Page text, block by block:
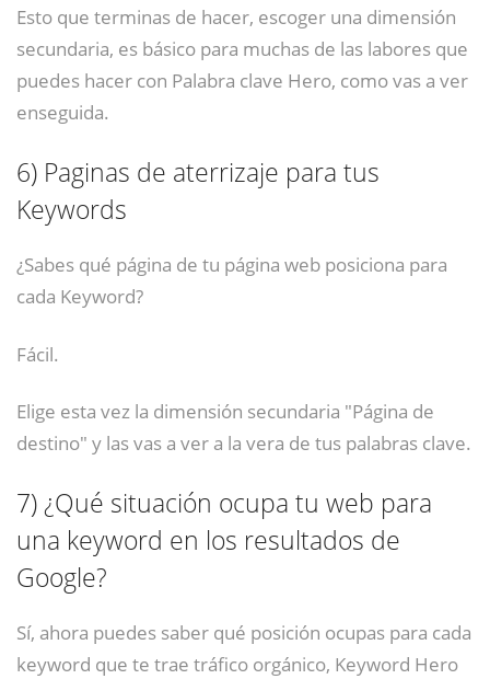
Esto que terminas de hacer, escoger una dimensión
secundaria, es básico para muchas de las labores que
puedes hacer con Palabra clave Hero, como vas a ver
enseguida.
6) Paginas de aterrizaje para tus
Keywords
¿Sabes qué página de tu página web posiciona para
cada Keyword?
Fácil.
Elige esta vez la dimensión secundaria "Página de
destino" y las vas a ver a la vera de tus palabras clave.
7)¿Qué situación ocupa tu web para
una keyword en los resultados de
Google?
Sí, ahora puedes saber qué posición ocupas para cada
keyword que te trae tráfico orgánico, Keyword Hero